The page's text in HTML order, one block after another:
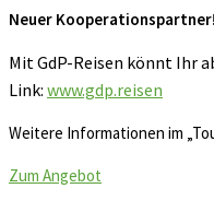
Neuer Kooperationspartner!
Mit GdP-Reisen könnt Ihr
Link: www.gdp.reisen
Weitere Informationen im
Zum Angebot